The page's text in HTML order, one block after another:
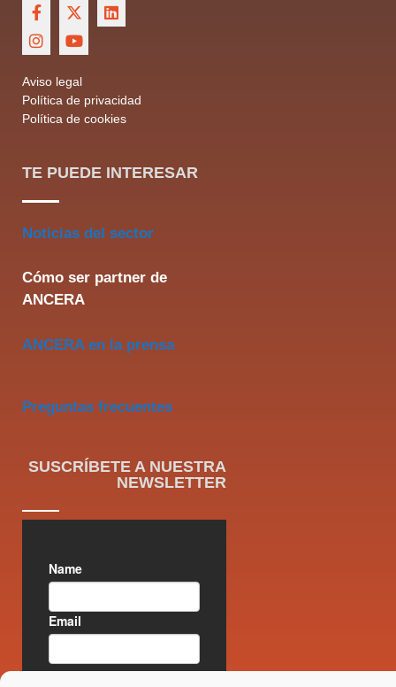
Aviso legal
Política de privacidad
Política de cookies
TE PUEDE INTERESAR
Noticias del sector
Cómo ser partner de
ANCERA
ANCERA en la prensa
Preguntas frecuentes
SUSCRÍBETE A NUESTRA
NEWSLETTER